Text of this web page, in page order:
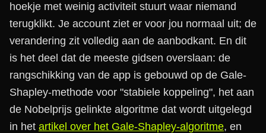
hoekje met weinig activiteit stuurt waar niemand
terugklikt. Je account ziet er voor jou normaal uit; de
verandering zit volledig aan de aanbodkant. En dit
is het deel dat de meeste gidsen overslaan: de
rangschikking van de app is gebouwd op de Gale-
Shapley-methode voor "stabiele koppeling", het aan
de Nobelprijs gelinkte algoritme dat wordt uitgelegd
in het artikel over het Gale-Shapley-algoritme, en